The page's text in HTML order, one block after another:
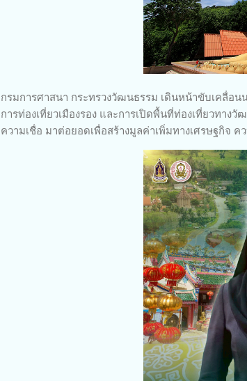
กรมการศาสนา กระทรวงวัฒนธรรม เดินหน้าขับเคลื่อน
การท่องเที่ยวเมืองรอง และการเปิดพื้นที่ท่องเที่ยวทาง
ความเชื่อ มาต่อยอดเพื่อสร้างมูลค่าเพิ่มทางเศรษฐกิจ